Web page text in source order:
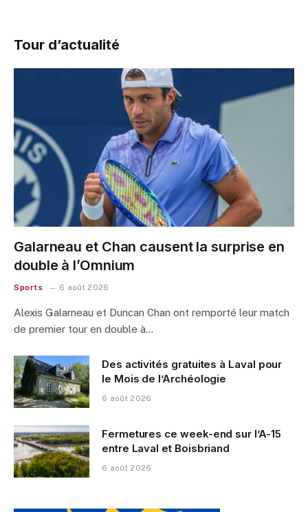
Tour d’actualité
Galarneau et Chan causent la surprise en
double à l’Omnium
Sports 6 août 2026
Alexis Galarneau et Duncan Chan ont remporté leur match
de premier tour en double à…
Des activités gratuites à Laval pour
le Mois de l’Archéologie
6 août 2026
Fermetures ce week-end sur l’A-15
entre Laval et Boisbriand
6 août 2026